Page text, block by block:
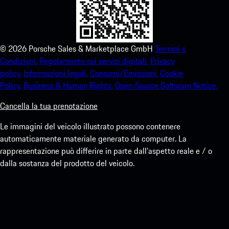
© 2026 Porsche Sales & Marketplace GmbH Termini e
Condizioni. Regolamento sui servizi digitali. Privacy
policy. Informazioni legali.Consumi/Emissioni.Cookie
Policy. Business & Human Rights.Open Source Software Notice.
Cancella la tua prenotazione
Le immagini del veicolo illustrato possono contenere
automaticamente materiale generato da computer. La
rappresentazione può differire in parte dall'aspetto reale e / o
dalla sostanza del prodotto del veicolo.